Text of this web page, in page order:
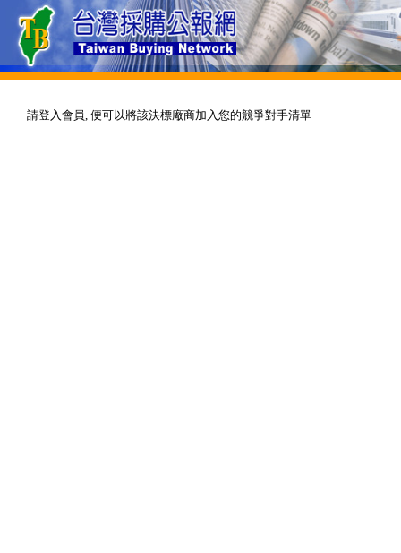
請登入會員, 便可以將該決標廠商加入您的競爭對手清單